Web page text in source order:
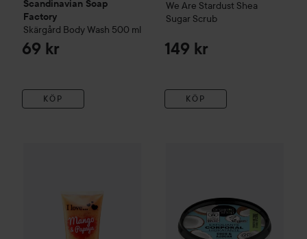
Scandinavian Soap
Factory
Skärgård Body Wash 500 ml
69 kr
KÖP
We Are Stardust Shea
Sugar Scrub
149 kr
KÖP